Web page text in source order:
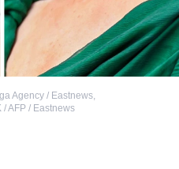
Agency / Eastnews,
/ AFP / Eastnews